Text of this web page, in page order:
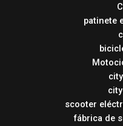
patinete
scooter
fábrica de